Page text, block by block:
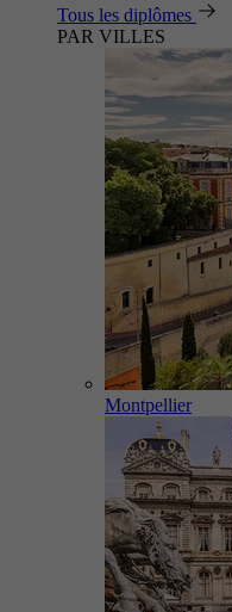
Tous les diplômes
PAR VILLES
Montpellier